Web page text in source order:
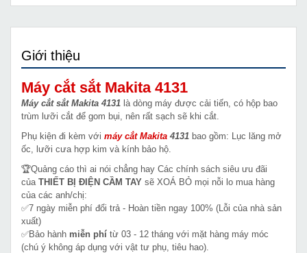
Giới thiệu
Máy cắt sắt Makita 4131
Máy cắt sắt Makita 4131 là dòng máy được cải tiến, có hộp bao
trùm lưỡi cắt để gom bụi, nên rất sạch sẽ khi cắt.
Phụ kiện đi kèm với máy cắt Makita 4131 bao gồm: Lục lăng mở
ốc, lưỡi cưa hợp kim và kính bảo hộ.
🏆Quảng cáo thì ai nói chẳng hay Các chính sách siêu ưu đãi
của THIẾT BỊ ĐIỆN CẦM TAY sẽ XOÁ BỎ mọi nỗi lo mua hàng
của các anh/chị:
✅7 ngày miễn phí đổi trả - Hoàn tiền ngay 100% (Lỗi của nhà sản
xuất)
✅Bảo hành miễn phí từ 03 - 12 tháng với mặt hàng máy móc
(chú ý không áp dụng với vật tư phụ, tiêu hao).